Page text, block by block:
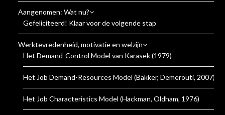
Aangenomen: Wat nu?
Gefeliciteerd! Klaar voor de volgende stap
Werktevredenheid, motivatie en welzijn
Het Demand-Control Model van Karasek (1979)
Het Job Demand-Resources Model (Bakker, Demerouti, 2007)
Het Job Characteristics Model (Hackman, Oldham, 1976)